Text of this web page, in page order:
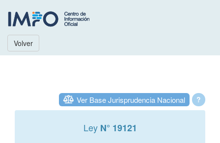
Volver
?
Ver Base Jurisprudencia Nacional
Ley N° 19121